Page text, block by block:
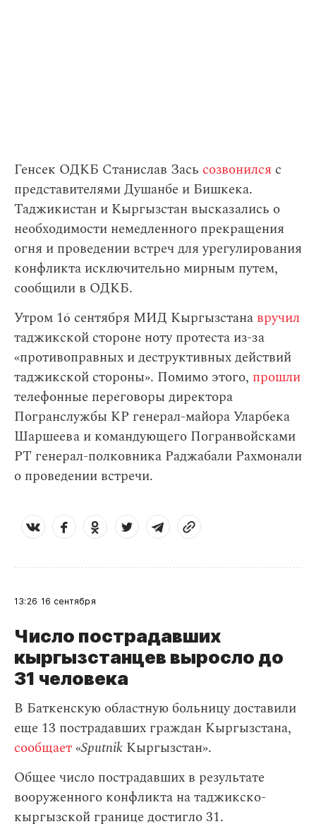
Генсек ОДКБ Станислав Зась созвонился с
представителями Душанбе и Бишкека.
Таджикистан и Кыргызстан высказались о
необходимости немедленного прекращения
огня и проведении встреч для урегулирования
конфликта исключительно мирным путем,
сообщили в ОДКБ.
Утром 16 сентября МИД Кыргызстана вручил
таджикской стороне ноту протеста из-за
«противоправных и деструктивных действий
таджикской стороны». Помимо этого, прошли
телефонные переговоры директора
Погранслужбы КР генерал-майора Уларбека
Шаршеева и командующего Погранвойсками
РТ генерал-полковника Раджабали Рахмонали
о проведении встречи.
13:26 16 сентября
Число пострадавших
кыргызстанцев выросло до
31 человека
В Баткенскую областную больницу доставили
еще 13 пострадавших граждан Кыргызстана,
сообщает«Sputnik Кыргызстан».
Общее число пострадавших в результате
вооруженного конфликта на таджикско-
кыргызской границе достигло 31.